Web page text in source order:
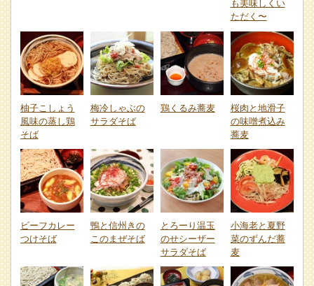
も美味しくい
ただく〜
柚子こしょう
風味の蒸し鶏
そば
梅冷しゃぶの
サラダそば
鶏くるみ蕎麦
桜肉と地滑子
の味噌煮込み
蕎麦
ビーフカレー
つけそば
鴨と信州きの
このまぜそば
とろーり温玉
のせシーザー
サラダそば
小海老と夏野
菜のずんだ蕎
麦